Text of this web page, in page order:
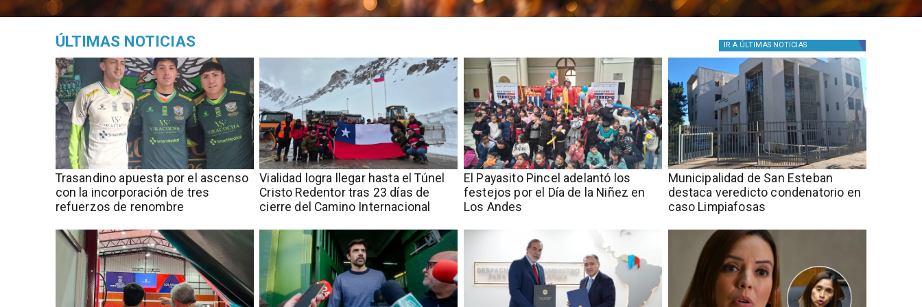
ÚLTIMAS NOTICIAS IR A ÚLTIMAS NOTICIAS
Trasandino apuesta por el ascenso
con la incorporación de tres
refuerzos de renombre
Vialidad logra llegar hasta el Túnel
Cristo Redentor tras 23 días de
cierre del Camino Internacional
El Payasito Pincel adelantó los
festejos por el Día de la Niñez en
Los Andes
Municipalidad de San Esteban
destaca veredicto condenatorio en
caso Limpiafosas